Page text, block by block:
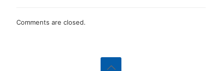
Comments are closed.